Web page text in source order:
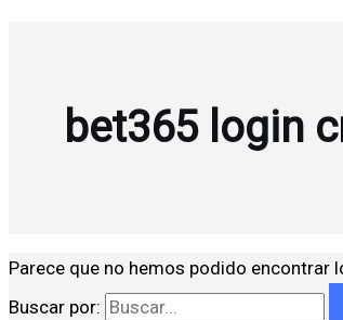
bet365 login
Parece que no hemos podido encontrar
Buscar por: